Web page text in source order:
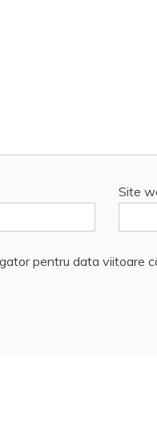
Site
pentru data viitoare